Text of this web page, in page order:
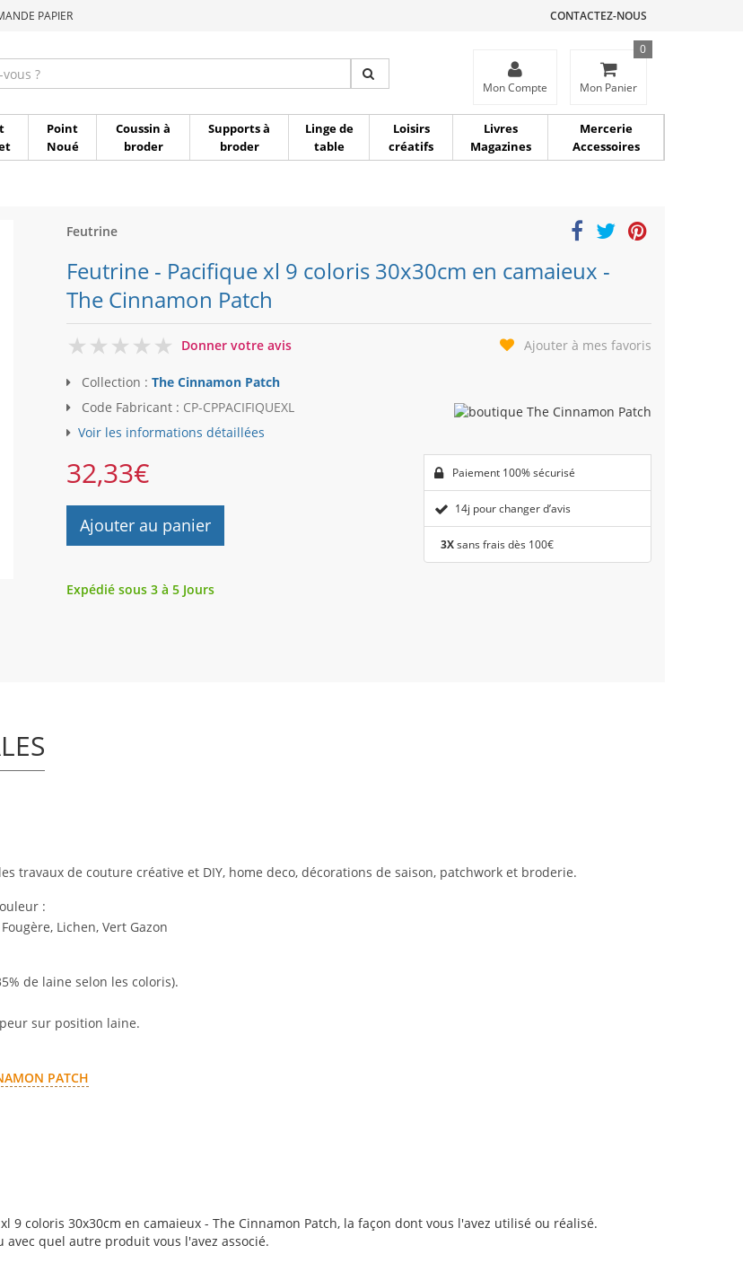
PAPIER CONTACTEZ-NOUS
Mon Compte Mon Panier
0
Point
Noué
Coussin à
broder
Supports à
broder
Linge de
table
Loisirs
créatifs
Livres
Magazines
Mercerie
Accessoires
Feutrine
Feutrine - Pacifique xl 9 coloris 30x30cm en camaieux -
The Cinnamon Patch
0
Donner votre avis Ajouter à mes favoris
Collection : The Cinnamon Patch
Code Fabricant : CP-CPPACIFIQUEXL
Voir les informations détaillées
32,33€
Ajouter au panier
Paiement 100% sécurisé
14j pour changer d’avis
3Xsans frais dès 100€
Expédié sous 3 à 5 Jours
travaux de couture créative et DIY, home deco, décorations de saison, patchwork et broderie.
:
Lichen, Vert Gazon
de laine selon les coloris).
sur position laine.
PATCH
9 coloris 30x30cm en camaieux - The Cinnamon Patch, la façon dont vous l'avez utilisé ou réalisé.
quel autre produit vous l'avez associé.